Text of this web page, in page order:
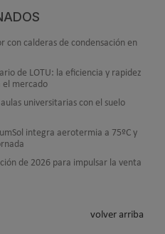
con calderas de condensación en
de LOTU: la eficiencia y rapidez
el mercado
universitarias con el suelo
integra aerotermia a 75ºC y
de 2026 para impulsar la venta
volver arriba